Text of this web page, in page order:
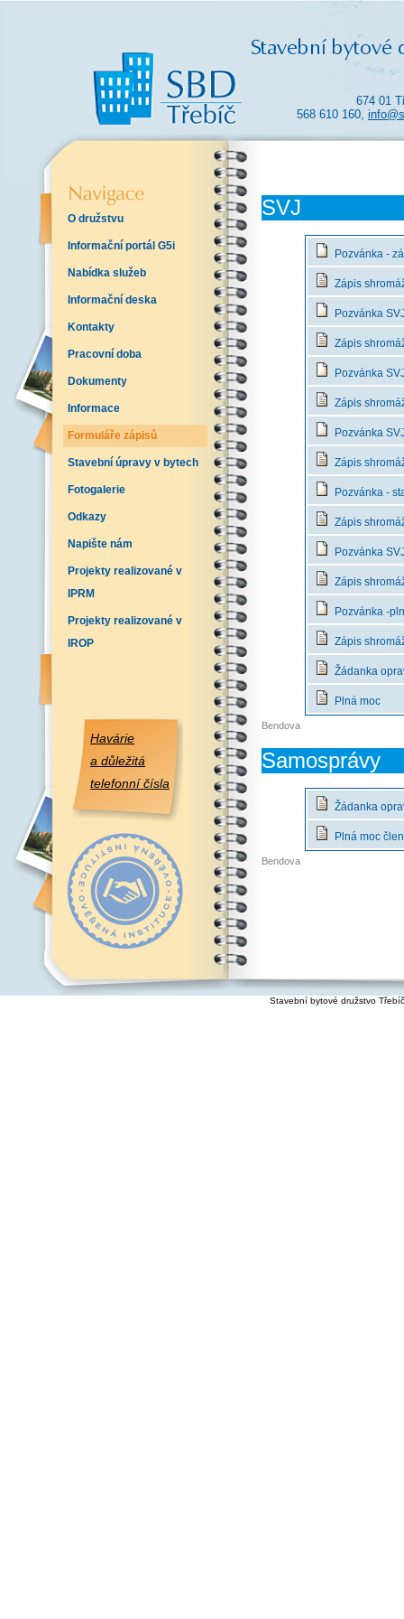
674 01
568 610 160,
O družstvu
Informační portál G5i
Nabídka služeb
Informační deska
Kontakty
Pracovní doba
Dokumenty
Informace
Formuláře zápisů
Stavební úpravy v bytech
Fotogalerie
Odkazy
Napište nám
Projekty realizované v
IPRM
Projekty realizované v
IROP
Havárie
a důležitá
telefonní čísla
SVJ
Pozvánka -
Zápis
Pozvánka
Zápis
Pozvánka
Zápis
Pozvánka
Zápis
Pozvánka -
Zápis
Pozvánka
Zápis
Pozvánka -
Zápis
Žádanka
Plná moc
Bendova
Samosprávy
Žádanka
Plná moc
Bendova
Stavební bytové družstvo